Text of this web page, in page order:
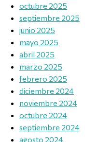
octubre 2025
septiembre 2025
junio 2025
mayo 2025
abril 2025
marzo 2025
febrero 2025
diciembre 2024
noviembre 2024
octubre 2024
septiembre 2024
agosto 2024